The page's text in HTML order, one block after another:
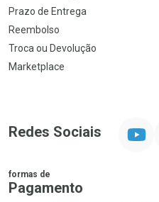
Prazo de Entrega
Reembolso
Troca ou Devolução
Marketplace
Redes Sociais
formas de
Pagamento